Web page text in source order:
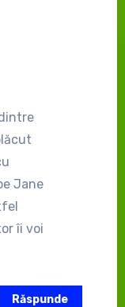
Jane
îi voi
Răspunde